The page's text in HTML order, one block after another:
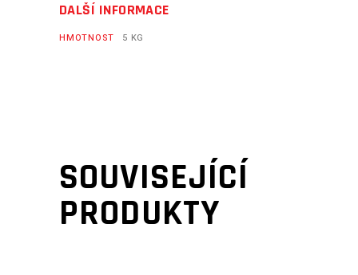
DALŠÍ INFORMACE
HMOTNOST 5 KG
SOUVISEJÍCÍ
PRODUKTY